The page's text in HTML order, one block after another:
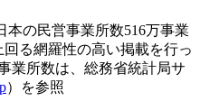
の民営事業所数516万事業
回る網羅性の高い掲載を行っ
業所数は、総務省統計局サ
）を参照